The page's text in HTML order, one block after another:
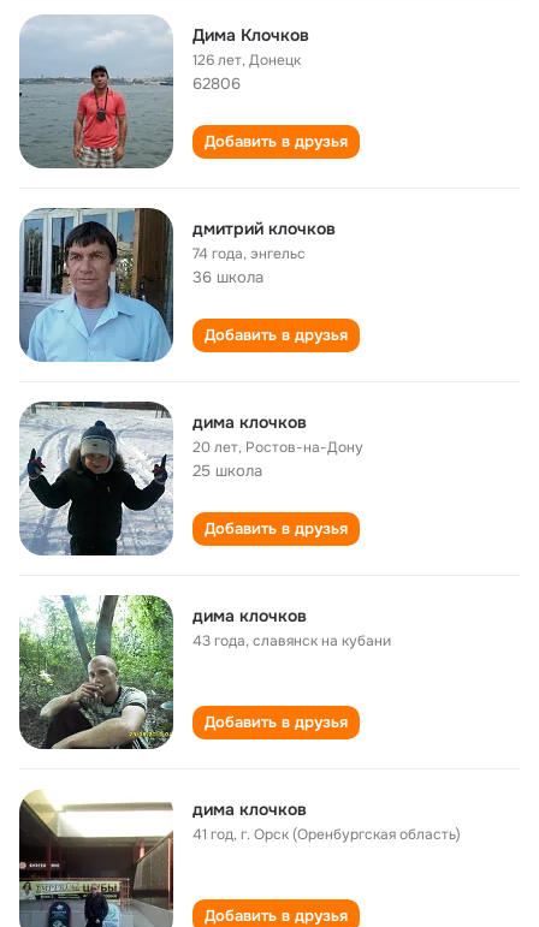
Дима Клочков
126 лет,Донецк
62806
Добавить в друзья
дмитрий клочков
74 года,энгельс
36 школа
Добавить в друзья
дима клочков
20 лет, Ростов-на-Дону
25 школа
Добавить в друзья
дима клочков
43 года,славянск на кубани
Добавить в друзья
дима клочков
41 год,г. Орск (Оренбургская область)
Добавить в друзья